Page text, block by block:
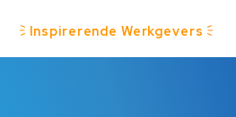
Inspirerende Werkgevers